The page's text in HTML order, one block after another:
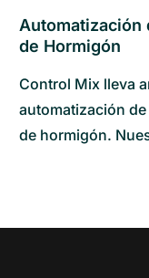
Automatización
de Hormigón
Control Mix lleva
automatización
de hormigón.